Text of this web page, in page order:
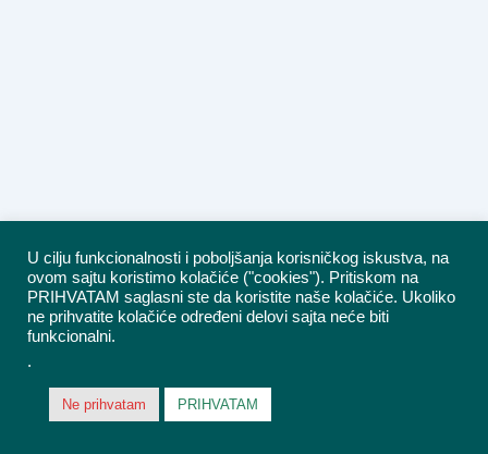
U cilju funkcionalnosti i poboljšanja korisničkog iskustva, na
ovom sajtu koristimo kolačiće ("cookies"). Pritiskom na
PRIHVATAM saglasni ste da koristite naše kolačiće. Ukoliko
ne prihvatite kolačiće određeni delovi sajta neće biti
funkcionalni.
.
Ne prihvatam PRIHVATAM